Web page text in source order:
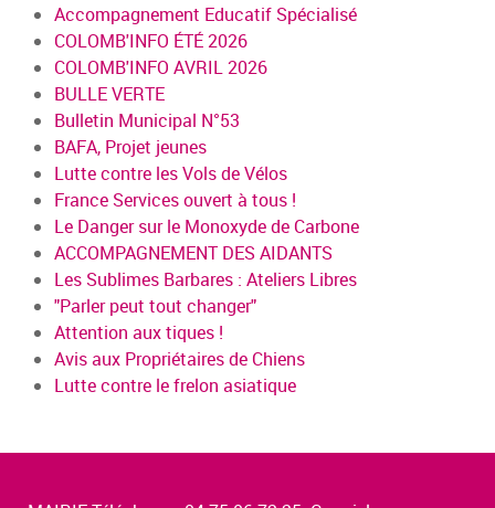
Accompagnement Educatif Spécialisé
COLOMB'INFO ÉTÉ 2026
COLOMB'INFO AVRIL 2026
BULLE VERTE
Bulletin Municipal N°53
BAFA, Projet jeunes
Lutte contre les Vols de Vélos
France Services ouvert à tous !
Le Danger sur le Monoxyde de Carbone
ACCOMPAGNEMENT DES AIDANTS
Les Sublimes Barbares : Ateliers Libres
"Parler peut tout changer"
Attention aux tiques !
Avis aux Propriétaires de Chiens
Lutte contre le frelon asiatique